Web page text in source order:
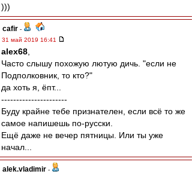
)))
cafir -
31 май 2019 16:41
alex68
Часто слышу похожую лютую дичь. "если не
Подполковник, то кто?"
да хоть я, ёпт...
----------------------
Буду крайне тебе признателен, если всё то же
самое напишешь по-русски.
Ещё даже не вечер пятницы. Или ты уже
начал...
alek.vladimir -